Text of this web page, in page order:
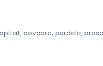
covoare, perdele,